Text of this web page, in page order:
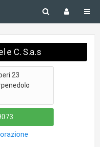
e C. S.a.s
23